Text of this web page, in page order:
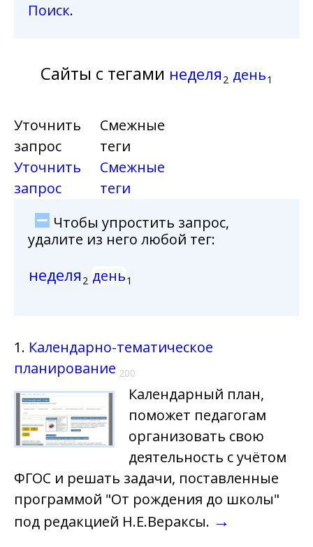
Поиск.
Сайты с тегами неделя 2 день1
Уточнить
запрос
Уточнить
запрос
Смежные
теги
Смежные
теги
Чтобы упростить запрос,
удалите из него любой тег:
неделя 2 день1
1. Календарно-тематическое
планирование 200
Календарный план,
поможет педагогам
организовать свою
деятельность с учётом
ФГОС и решать задачи, поставленные
программой "От рождения до школы"
под редакцией Н.Е.Вераксы. →